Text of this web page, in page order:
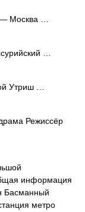
Москва …
…
Утриш …
Режиссёр
информация
Басманный
метро